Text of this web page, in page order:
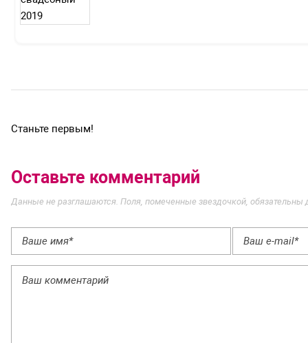
Станьте первым!
Оставьте комментарий
Данные не разглашаются. Поля, помеченные звездочкой, обязательны